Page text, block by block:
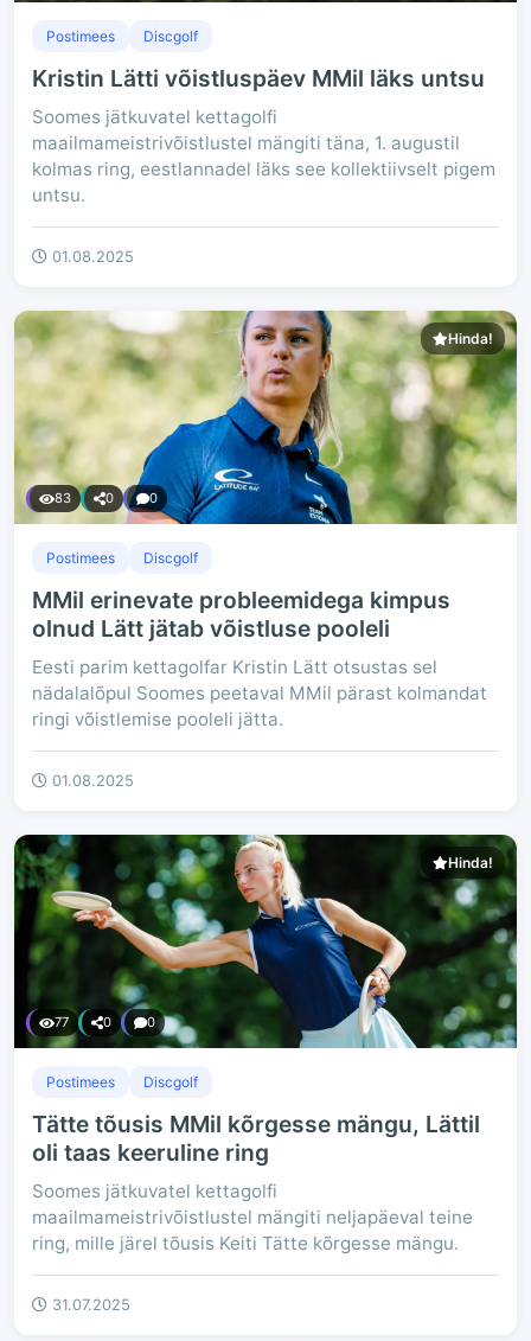
Postimees Discgolf
Kristin Lätti võistluspäev MMil läks untsu
Soomes jätkuvatel kettagolfi
maailmameistrivõistlustel mängiti täna, 1. augustil
kolmas ring, eestlannadel läks see kollektiivselt pigem
untsu.
01.08.2025
Hinda!
83 0 0
Postimees Discgolf
MMil erinevate probleemidega kimpus
olnud Lätt jätab võistluse pooleli
Eesti parim kettagolfar Kristin Lätt otsustas sel
nädalalõpul Soomes peetaval MMil pärast kolmandat
ringi võistlemise pooleli jätta.
01.08.2025
Hinda!
77 0 0
Postimees Discgolf
Tätte tõusis MMil kõrgesse mängu, Lättil
oli taas keeruline ring
Soomes jätkuvatel kettagolfi
maailmameistrivõistlustel mängiti neljapäeval teine
ring, mille järel tõusis Keiti Tätte kõrgesse mängu.
31.07.2025